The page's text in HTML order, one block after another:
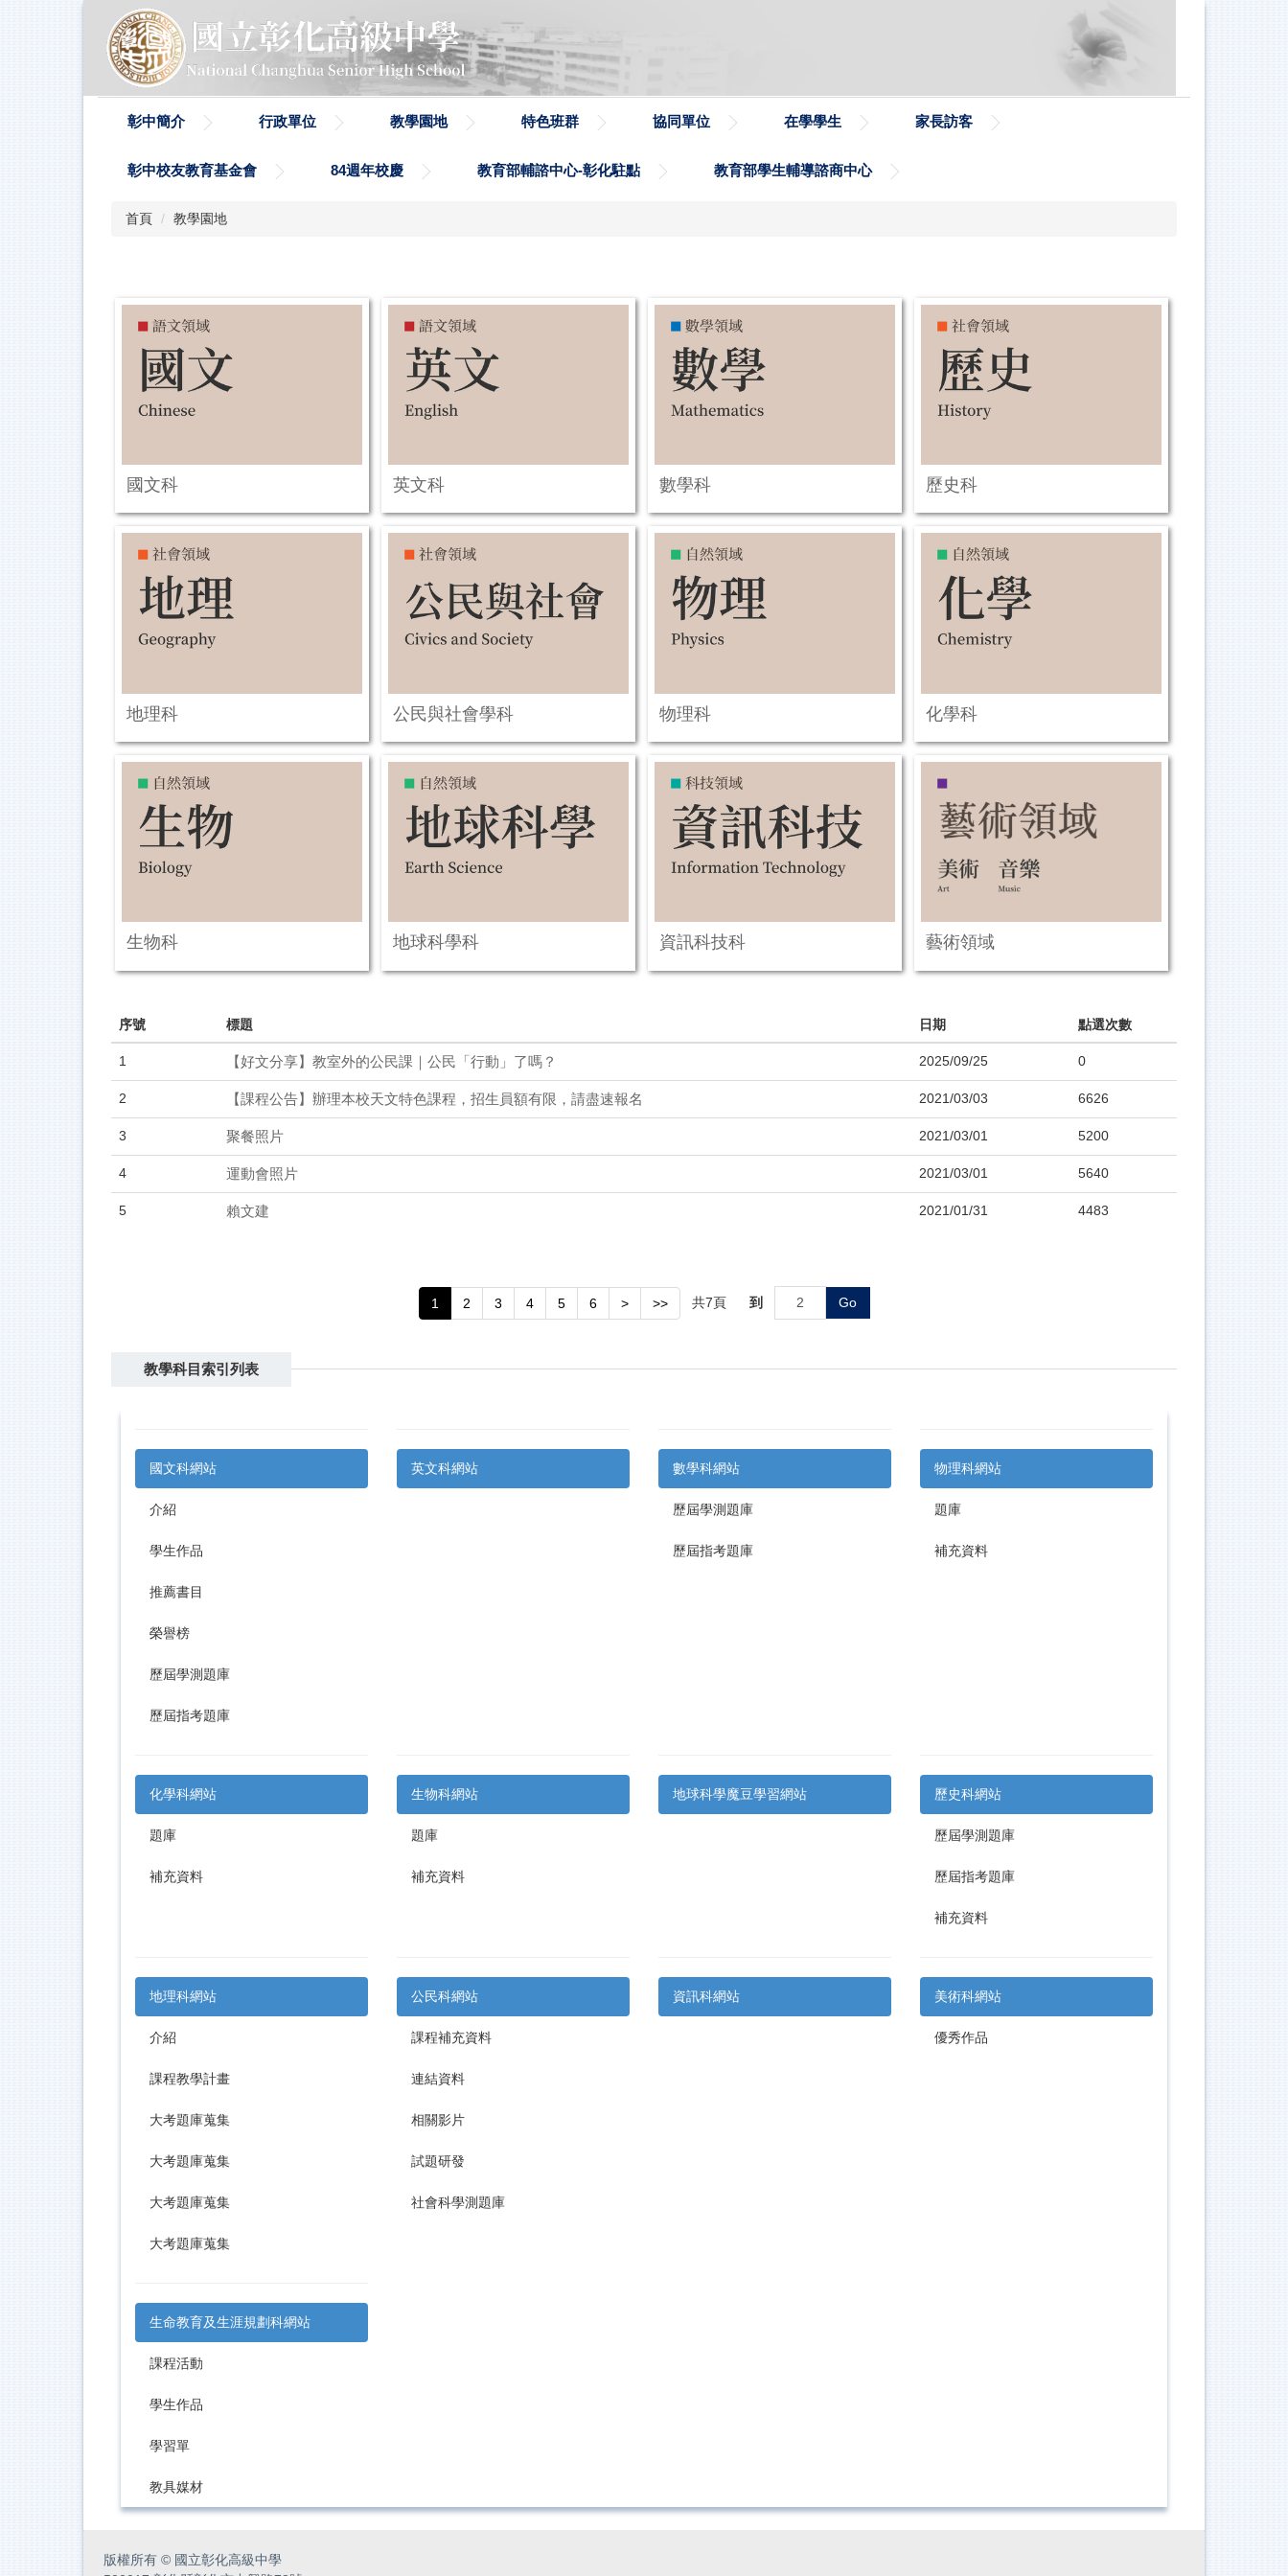
彰中簡介 行政單位 教學園地 特色班群 協同單位 在學學生 家長訪客
彰中校友教育基金會 84週年校慶 教育部輔諮中心-彰化駐點 教育部學生輔導諮商中心
首頁 教學園地
國文科 英文科 數學科 歷史科
地理科 公民與社會學科 物理科 化學科
生物科 地球科學科 資訊科技科 藝術領域
序號 標題 日期 點選次數
1 【好文分享】教室外的公民課｜公民「行動」了嗎？ 2025/09/25 0
2 【課程公告】辦理本校天文特色課程，招生員額有限，請盡速報名 2021/03/03 6626
3 聚餐照片 2021/03/01 5200
4 運動會照片 2021/03/01 5640
5 賴文建 2021/01/31 4483
1 2 3 4 5 6 > >> 共7頁 到 Go
教學科目索引列表
國文科網站
介紹
學生作品
推薦書目
榮譽榜
歷屆學測題庫
歷屆指考題庫
英文科網站 數學科網站
歷屆學測題庫
歷屆指考題庫
物理科網站
題庫
補充資料
化學科網站
題庫
補充資料
生物科網站
題庫
補充資料
地球科學魔豆學習網站 歷史科網站
歷屆學測題庫
歷屆指考題庫
補充資料
地理科網站
介紹
課程教學計畫
大考題庫蒐集
大考題庫蒐集
大考題庫蒐集
大考題庫蒐集
公民科網站
課程補充資料
連結資料
相關影片
試題研發
社會科學測題庫
資訊科網站 美術科網站
優秀作品
生命教育及生涯規劃科網站
課程活動
學生作品
學習單
教具媒材
版權所有 © 國立彰化高級中學